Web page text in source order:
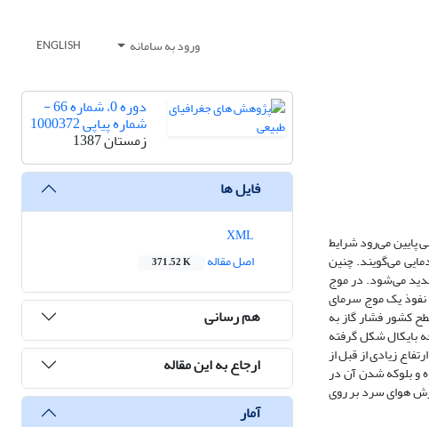
ورود به سامانه ENGLISH
پایین می‌رود شرایط
می‌گویند. چنین
می‌شود. در موج
نفوذ یک موج سرمای
در سطح کشور فشار گاز به
بایکال شکل گرفته
سلسیوس بوده است. در ترازهای 700 و 500 هکتوپاسکال مرکز ارتفاع زیادی از قبل از
و بلوکه شدن آن در
ریزش هوای سرد بر روی
دوره 0، شماره 66 -
شماره پیاپی 1000372
زمستان 1387
فایل ها
اصل مقاله
371.52 K
هم رسانی
ارجاع به این مقاله
آمار